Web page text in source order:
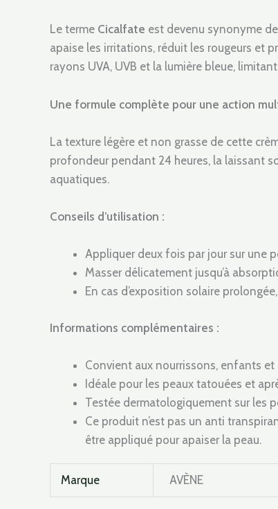
Le terme Cicalfate est devenu synonyme
apaise les irritations, réduit les rougeurs et
rayons UVA, UVB et la lumière bleue,
Une formule complète pour une action
La texture légère et non grasse de cette
profondeur pendant 24 heures, la laissant
aquatiques.
Conseils d’utilisation :
Appliquer deux fois par jour sur une
Masser délicatement jusqu’à
En cas d’exposition solaire
Informations complémentaires :
Convient aux nourrissons, enfants et
Idéale pour les peaux tatouées et
Testée dermatologiquement sur les
Ce produit n’est pas un anti
être appliqué pour apaiser la peau.
Marque AVÈNE